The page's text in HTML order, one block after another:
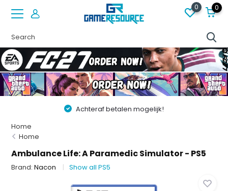
0 0
Achteraf betalen mogelijk!
Home
Home
Ambulance Life: A Paramedic Simulator - PS5
Brand:Nacon Show all PS5